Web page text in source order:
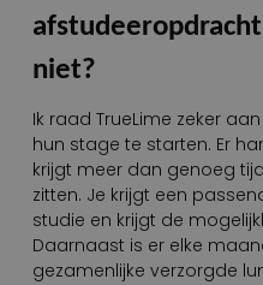
niet?
Ik raad TrueLime zeker
hun stage te starten. Er
krijgt meer dan genoeg
zitten. Je krijgt een
studie en krijgt de
Daarnaast is er elke
gezamenlijke verzorgde